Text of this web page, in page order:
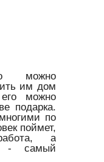
можно
им дом
можно
подарка.
по
поймет,
а
- самый